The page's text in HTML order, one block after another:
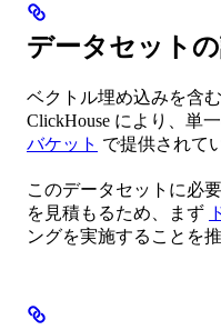
データセット
ベクトル埋め込みを含
ClickHouse により、単
バケット で提供されて
このデータセットに必
を見積もるため、まず
ングを実施することを